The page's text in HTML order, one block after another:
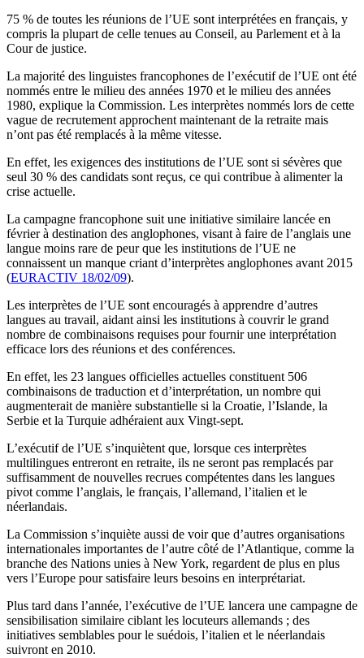
75 % de toutes les réunions de l’UE sont interprétées en français, y
compris la plupart de celle tenues au Conseil, au Parlement et à la
Cour de justice.
La majorité des linguistes francophones de l’exécutif de l’UE ont été
nommés entre le milieu des années 1970 et le milieu des années
1980, explique la Commission. Les interprètes nommés lors de cette
vague de recrutement approchent maintenant de la retraite mais
n’ont pas été remplacés à la même vitesse.
En effet, les exigences des institutions de l’UE sont si sévères que
seul 30 % des candidats sont reçus, ce qui contribue à alimenter la
crise actuelle.
La campagne francophone suit une initiative similaire lancée en
février à destination des anglophones, visant à faire de l’anglais une
langue moins rare de peur que les institutions de l’UE ne
connaissent un manque criant d’interprètes anglophones avant 2015
(EURACTIV 18/02/09).
Les interprètes de l’UE sont encouragés à apprendre d’autres
langues au travail, aidant ainsi les institutions à couvrir le grand
nombre de combinaisons requises pour fournir une interprétation
efficace lors des réunions et des conférences.
En effet, les 23 langues officielles actuelles constituent 506
combinaisons de traduction et d’interprétation, un nombre qui
augmenterait de manière substantielle si la Croatie, l’Islande, la
Serbie et la Turquie adhéraient aux Vingt-sept.
L’exécutif de l’UE s’inquiètent que, lorsque ces interprètes
multilingues entreront en retraite, ils ne seront pas remplacés par
suffisamment de nouvelles recrues compétentes dans les langues
pivot comme l’anglais, le français, l’allemand, l’italien et le
néerlandais.
La Commission s’inquiète aussi de voir que d’autres organisations
internationales importantes de l’autre côté de l’Atlantique, comme la
branche des Nations unies à New York, regardent de plus en plus
vers l’Europe pour satisfaire leurs besoins en interprétariat.
Plus tard dans l’année, l’exécutive de l’UE lancera une campagne de
sensibilisation similaire ciblant les locuteurs allemands ; des
initiatives semblables pour le suédois, l’italien et le néerlandais
suivront en 2010.